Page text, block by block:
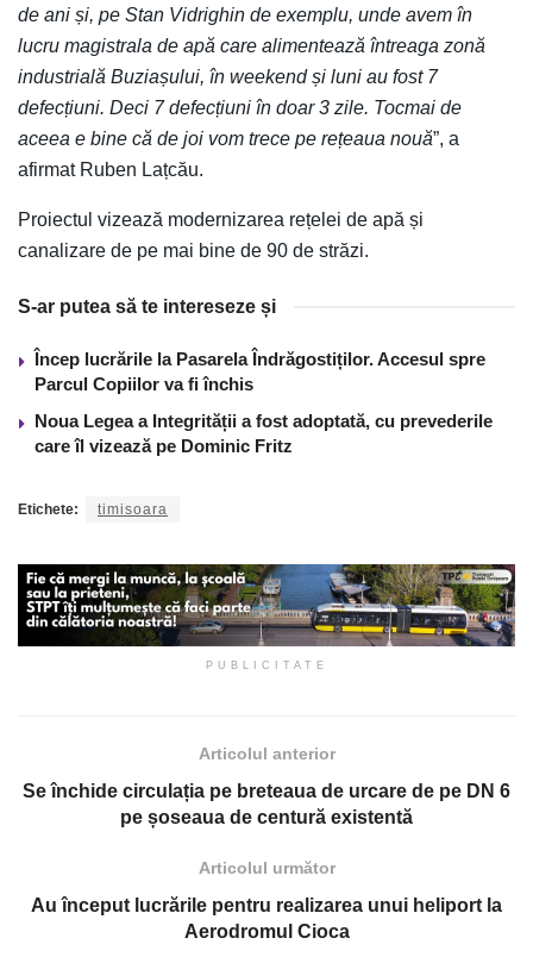
de ani și, pe Stan Vidrighin de exemplu, unde avem în
lucru magistrala de apă care alimentează întreaga zonă
industrială Buziașului, în weekend și luni au fost 7
defecțiuni. Deci 7 defecțiuni în doar 3 zile. Tocmai de
aceea e bine că de joi vom trece pe rețeaua nouă”, a
afirmat Ruben Lațcău.
Proiectul vizează modernizarea rețelei de apă și
canalizare de pe mai bine de 90 de străzi.
S-ar putea să te intereseze și
Încep lucrările la Pasarela Îndrăgostiților. Accesul spre
Parcul Copiilor va fi închis
Noua Legea a Integrității a fost adoptată, cu prevederile
care îl vizează pe Dominic Fritz
Etichete: timisoara
PUBLICITATE
Articolul anterior
Se închide circulația pe breteaua de urcare de pe DN 6
pe șoseaua de centură existentă
Articolul următor
Au început lucrările pentru realizarea unui heliport la
Aerodromul Cioca